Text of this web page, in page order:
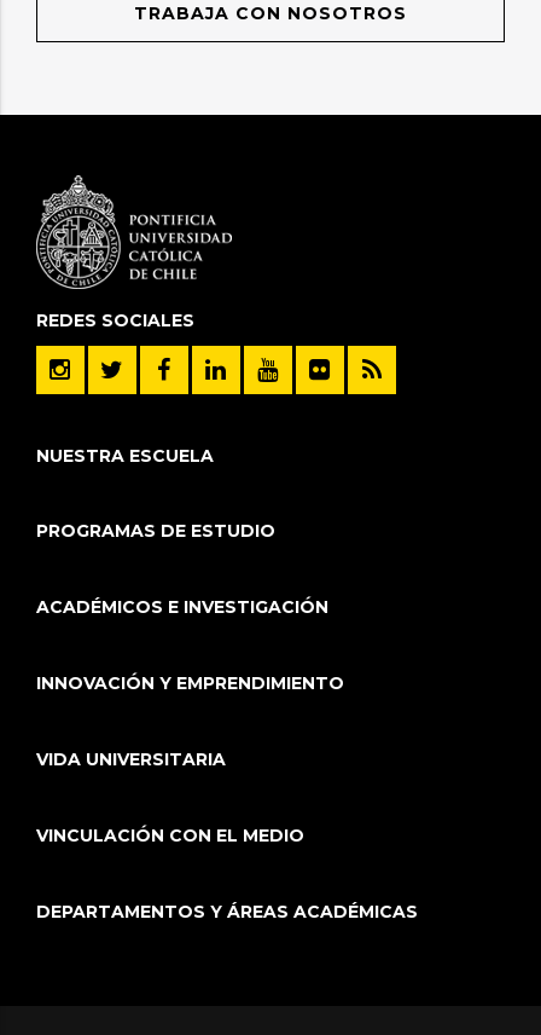
TRABAJA CON NOSOTROS
REDES SOCIALES
NUESTRA ESCUELA
PROGRAMAS DE ESTUDIO
ACADÉMICOS E INVESTIGACIÓN
INNOVACIÓN Y EMPRENDIMIENTO
VIDA UNIVERSITARIA
VINCULACIÓN CON EL MEDIO
DEPARTAMENTOS Y ÁREAS ACADÉMICAS